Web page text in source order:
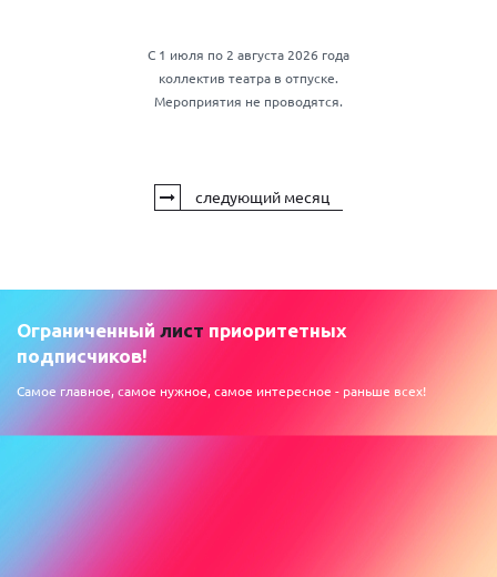
С 1 июля по 2 августа 2026 года
коллектив театра в отпуске.
Мероприятия не проводятся.
следующий месяц
Ограниченный лист приоритетных
подписчиков!
Самое главное, самое нужное, самое интересное - раньше всех!